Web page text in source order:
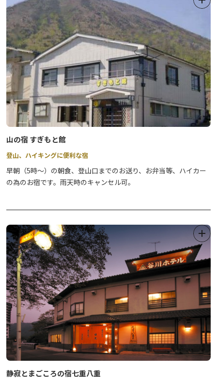
山の宿 すぎもと館
登山、ハイキングに便利な宿
早朝（5時～）の朝食、登山口までのお送り、お弁当等、ハイカー
の為のお宿です。雨天時のキャンセル可。
静寂とまごころの宿七重八重